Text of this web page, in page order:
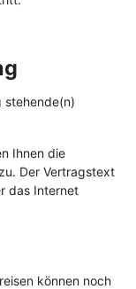
stehende(n)
Ihnen die
Der Vertragstext
das Internet
können noch